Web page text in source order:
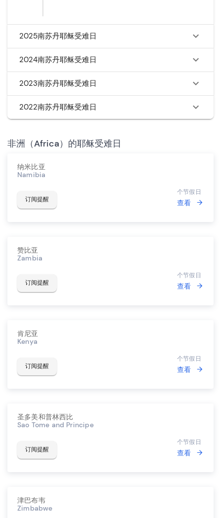
2025南苏丹耶稣受难日
2024南苏丹耶稣受难日
2023南苏丹耶稣受难日
2022南苏丹耶稣受难日
非洲（Africa）的耶稣受难日
纳米比亚
Namibia
订阅提醒
个节假日
查看
赞比亚
Zambia
订阅提醒
个节假日
查看
肯尼亚
Kenya
订阅提醒
个节假日
查看
圣多美和普林西比
Sao Tome and Principe
订阅提醒
个节假日
查看
津巴布韦
Zimbabwe